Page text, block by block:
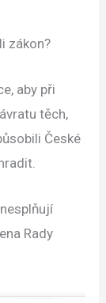
zákon?
aby při
těch,
České
Rady